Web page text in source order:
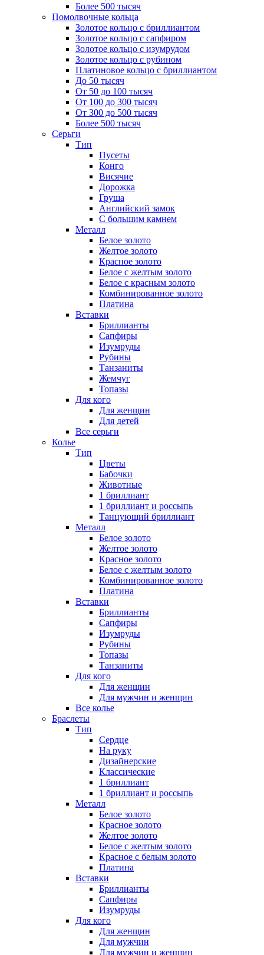
Более 500 тысяч
Помолвочные кольца
Золотое кольцо с бриллиантом
Золотое кольцо с сапфиром
Золотое кольцо с изумрудом
Золотое кольцо с рубином
Платиновое кольцо с бриллиантом
До 50 тысяч
От 50 до 100 тысяч
От 100 до 300 тысяч
От 300 до 500 тысяч
Более 500 тысяч
Серьги
Тип
Пусеты
Конго
Висячие
Дорожка
Груша
Английский замок
С большим камнем
Металл
Белое золото
Желтое золото
Красное золото
Белое с желтым золото
Белое с красным золото
Комбинированное золото
Платина
Вставки
Бриллианты
Сапфиры
Изумруды
Рубины
Танзаниты
Жемчуг
Топазы
Для кого
Для женщин
Для детей
Все серьги
Колье
Тип
Цветы
Бабочки
Животные
1 бриллиант
1 бриллиант и россыпь
Танцующий бриллиант
Металл
Белое золото
Желтое золото
Красное золото
Белое с желтым золото
Комбинированное золото
Платина
Вставки
Бриллианты
Сапфиры
Изумруды
Рубины
Топазы
Танзаниты
Для кого
Для женщин
Для мужчин и женщин
Все колье
Браслеты
Тип
Сердце
На руку
Дизайнерские
Классические
1 бриллиант
1 бриллиант и россыпь
Металл
Белое золото
Красное золото
Желтое золото
Белое с желтым золото
Красное с белым золото
Платина
Вставки
Бриллианты
Сапфиры
Изумруды
Для кого
Для женщин
Для мужчин
Для мужчин и женщин